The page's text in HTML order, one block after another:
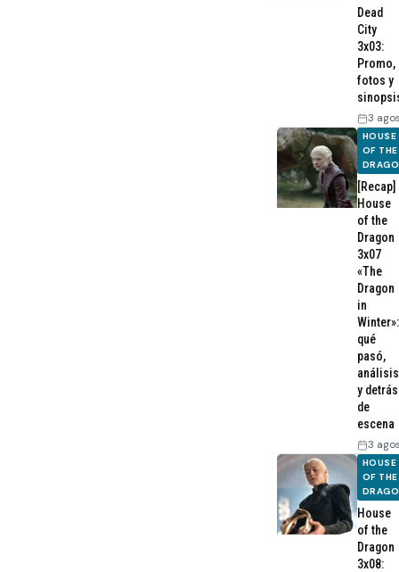
Dead
City
3x03:
Promo,
fotos y
3
HOUSE
OF THE
[Recap]
House
of the
Dragon
3x07
«The
Dragon
in
Winter»:
qué
pasó,
análisis
y detrás
de
escena
3
HOUSE
OF THE
House
of the
Dragon
3x08: